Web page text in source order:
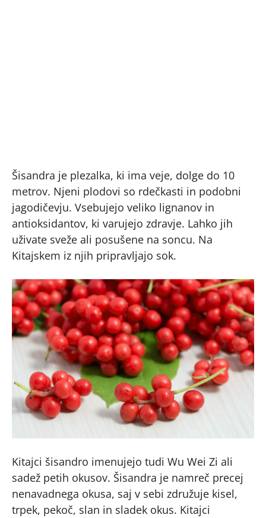
Šisandra je plezalka, ki ima veje, dolge do 10
metrov. Njeni plodovi so rdečkasti in podobni
jagodičevju. Vsebujejo veliko lignanov in
antioksidantov, ki varujejo zdravje. Lahko jih
uživate sveže ali posušene na soncu. Na
Kitajskem iz njih pripravljajo sok.
Kitajci šisandro imenujejo tudi Wu Wei Zi ali
sadež petih okusov. Šisandra je namreč precej
nenavadnega okusa, saj v sebi združuje kisel,
trpek, pekoč, slan in sladek okus. Kitajci